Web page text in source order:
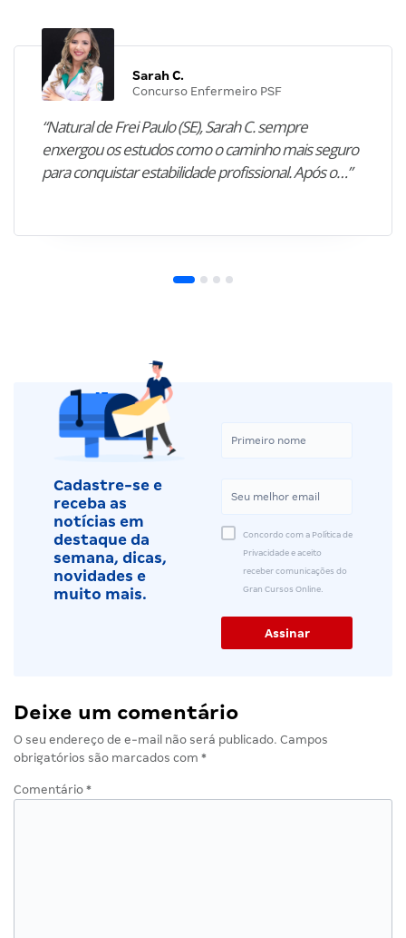
Sarah C.
Concurso Enfermeiro PSF
“Natural de Frei Paulo (SE), Sarah C. sempre
enxergou os estudos como o caminho mais seguro
para conquistar estabilidade profissional. Após o…”
Cadastre-se e
receba as
notícias em
destaque da
semana, dicas,
novidades e
muito mais.
Concordo com a Política de
Privacidade e aceito
receber comunicações do
Gran Cursos Online.
Deixe um comentário
O seu endereço de e-mail não será publicado. Campos
obrigatórios são marcados com *
Comentário *